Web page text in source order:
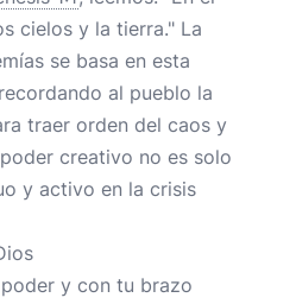
cielos y la tierra." La
se basa en esta
al pueblo la
traer orden del caos y
creativo no es solo
y activo en la crisis
y con tu brazo